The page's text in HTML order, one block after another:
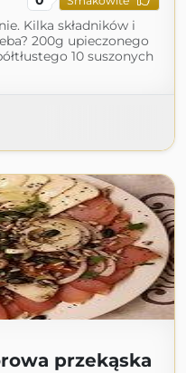
Kilka składników i
200g upieczonego
10 suszonych
przekąska